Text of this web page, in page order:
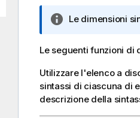
N
i
n
f
Le dimensioni
Le seguenti funzioni di
Utilizzare l'elenco a
sintassi di ciascuna di
descrizione della